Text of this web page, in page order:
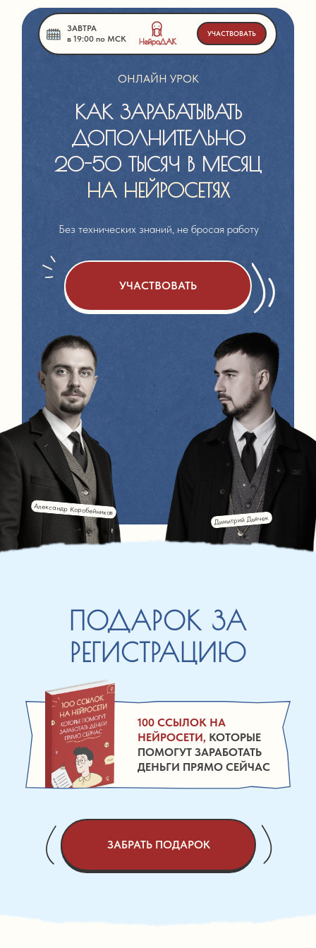
УЧАСТВОВАТЬ
ЗАВТРА
в 19:00 по МСК
ОНЛАЙН УРОК
КАК ЗАРАБАТЫВАТЬ
ДОПОЛНИТЕЛЬНО
20-50 ТЫСЯЧ В МЕСЯЦ
НА НЕЙРОСЕТЯХ
УЧАСТВОВАТЬ
Александр Коробейников
Димитрий Дьячек
Без технических знаний, не бросая работу
ПОДАРОК ЗА
РЕГИСТРАЦИЮ
100 ССЫЛОК НА
НЕЙРОСЕТИ, КОТОРЫЕ
ПОМОГУТ ЗАРАБОТАТЬ
ДЕНЬГИ ПРЯМО СЕЙЧАC
ЗАБРАТЬ ПОДАРОК